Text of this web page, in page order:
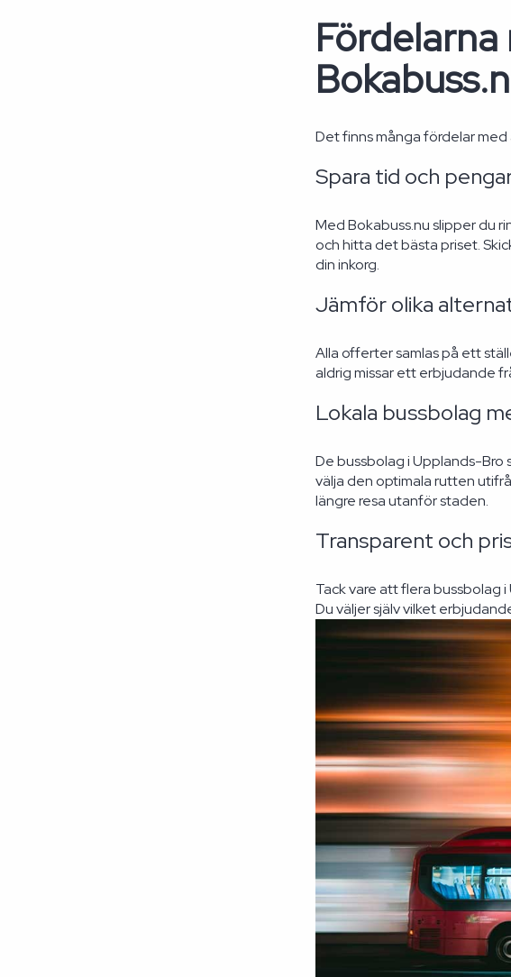
Det finns många fördelar
Spara tid och
Med Bokabuss.nu slipper du
och hitta det bästa priset.
din inkorg.
Jämför olika
Alla offerter samlas på ett
aldrig missar ett erbjudande
Lokala bussbolag
De bussbolag i Upplands-Bro
välja den optimala rutten
längre resa utanför staden.
Transparent och
Tack vare att flera bussbolag
Du väljer själv vilket